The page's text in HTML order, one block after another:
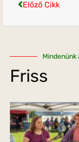
Előző Cikk
Mindenünk
Friss